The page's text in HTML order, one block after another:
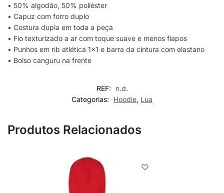
• 50% algodão, 50% poliéster
• Capuz com forro duplo
• Costura dupla em toda a peça
• Fio texturizado a ar com toque suave e menos fiapos
• Punhos em rib atlética 1×1 e barra da cintura com elastano
• Bolso canguru na frente
REF:
n.d.
Categorias:
Hoodie, Lua
Produtos Relacionados